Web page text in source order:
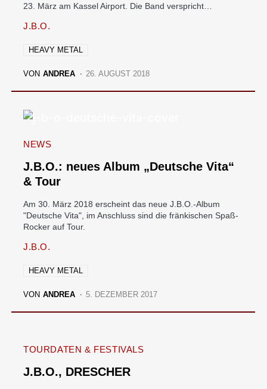
23. März am Kassel Airport. Die Band verspricht…
J.B.O.
HEAVY METAL
VON ANDREA 26. AUGUST 2018
NEWS
J.B.O.: neues Album „Deutsche Vita“
& Tour
Am 30. März 2018 erscheint das neue J.B.O.-Album
"Deutsche Vita", im Anschluss sind die fränkischen Spaß-
Rocker auf Tour.
J.B.O.
HEAVY METAL
VON ANDREA 5. DEZEMBER 2017
TOURDATEN & FESTIVALS
J.B.O., DRESCHER